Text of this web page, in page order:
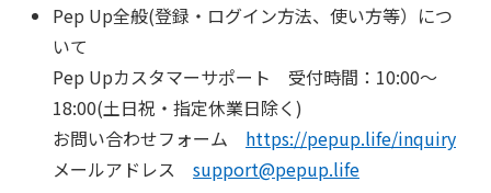
Pep Up全般(登録・ログイン方法、使い方等）につ
いて
Pep Upカスタマーサポート 受付時間：10:00～
18:00(土日祝・指定休業日除く)
お問い合わせフォーム https://pepup.life/inquiry
メールアドレス support@pepup.life